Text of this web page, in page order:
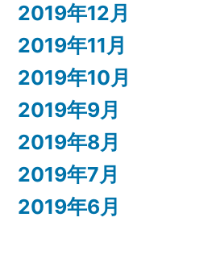
2019年12月
2019年11月
2019年10月
2019年9月
2019年8月
2019年7月
2019年6月